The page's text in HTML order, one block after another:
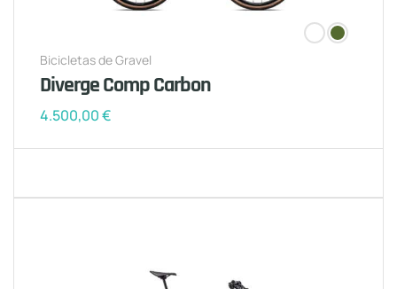
Bicicletas de Gravel
Diverge Comp Carbon
4.500,00€